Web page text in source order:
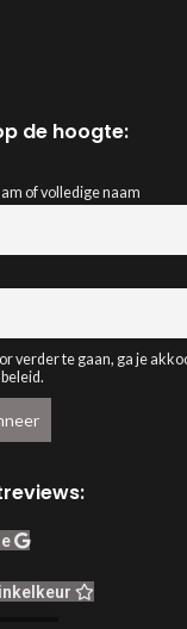
de hoogte:
of volledige naam
verder te gaan, ga je